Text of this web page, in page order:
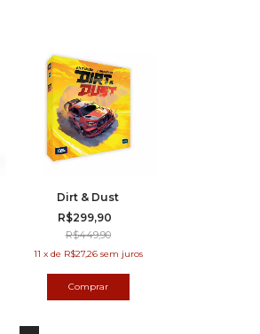
Dirt & Dust
R$299,90
R$449,90
11 x de R$27,26 sem juros